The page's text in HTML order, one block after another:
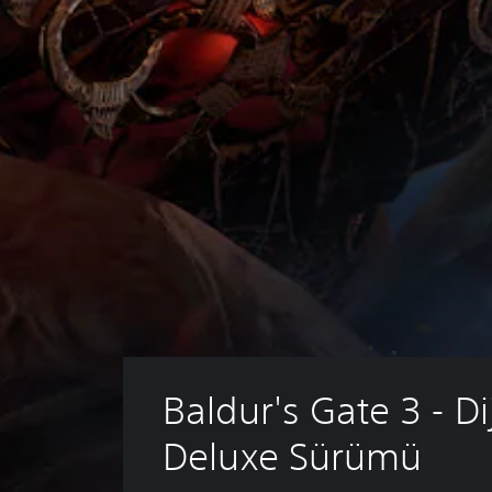
Baldur's Gate 3 -
Deluxe Sürümü